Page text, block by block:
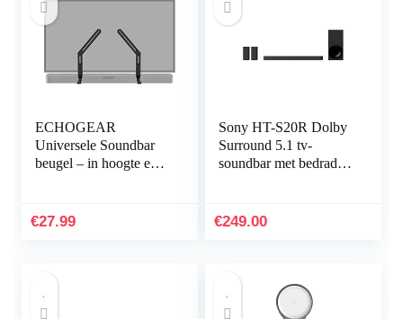
ECHOGEAR
Universele Soundbar
beugel – in hoogte en
Vizio, Bose, Dolby
€27.99
Sony HT-S20R Dolby
Surround 5.1 tv-
soundbar met bedrade
zwart
€249.00